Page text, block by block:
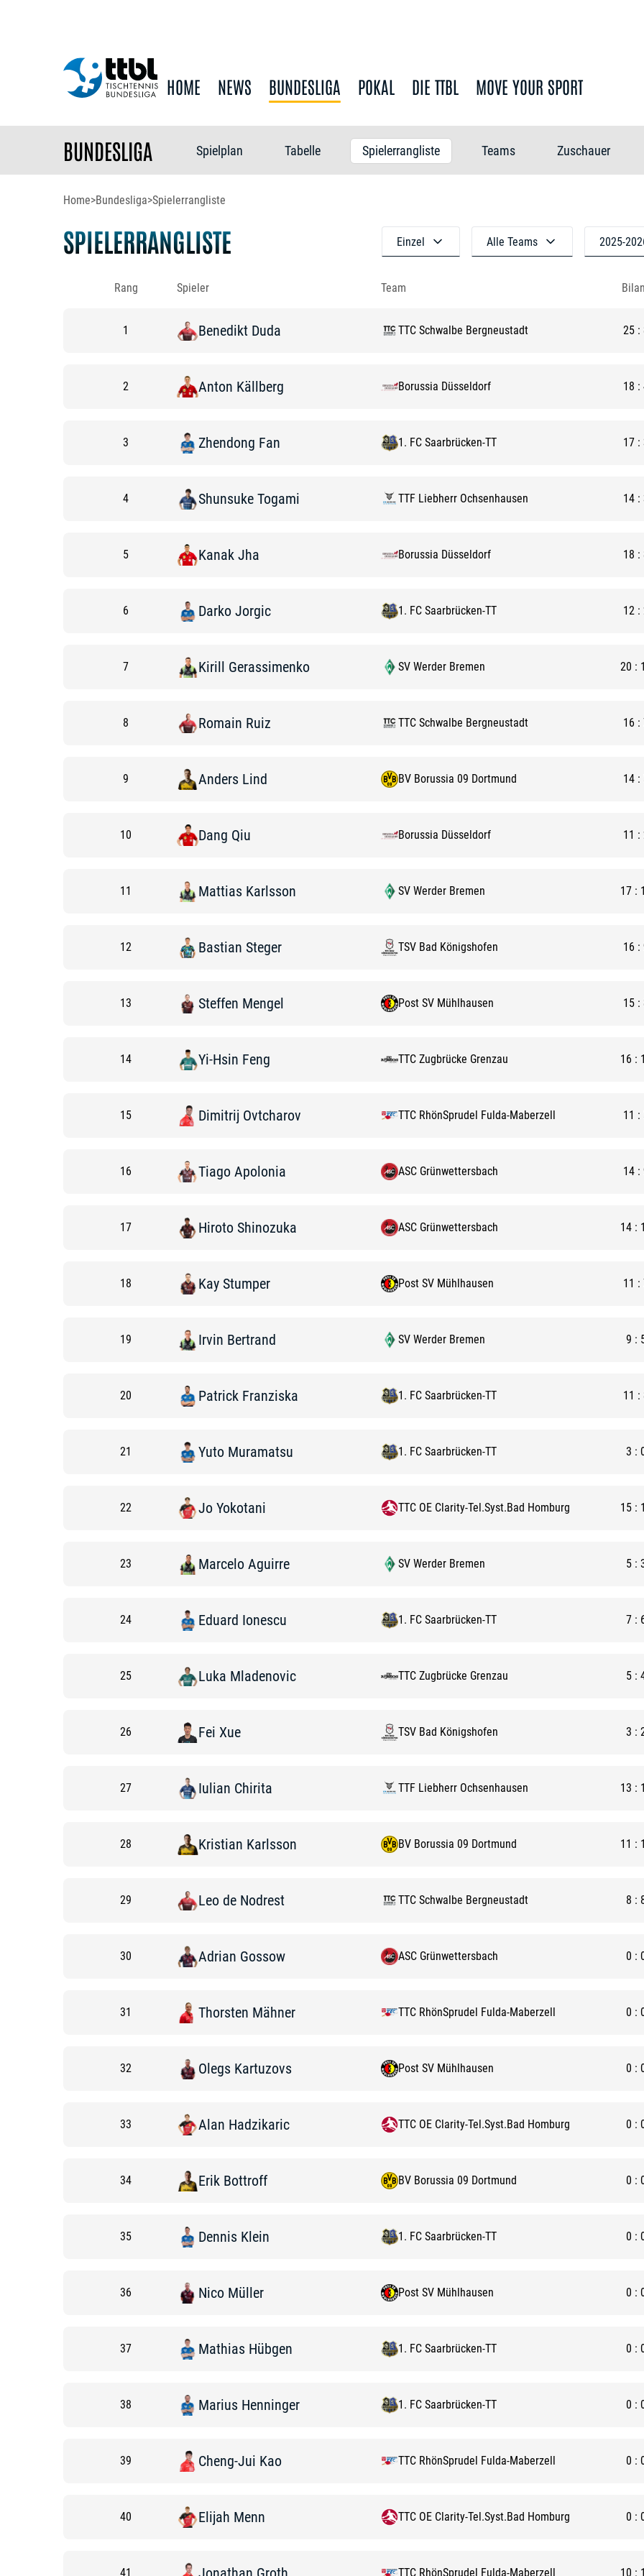
HOME NEWS BUNDESLIGA POKAL DIE TTBL MOVE YOUR SPORT
BUNDESLIGA Spielplan Tabelle Spielerrangliste Teams Zuschauer
Home>Bundesliga>Spielerrangliste
SPIELERRANGLISTE Einzel Alle Teams 2025-
Rang Spieler Team
1 Benedikt Duda TTC Schwalbe Bergneustadt 25 :
2 Anton Källberg Borussia Düsseldorf 18 :
3 Zhendong Fan 1. FC Saarbrücken-TT 17 :
4 Shunsuke Togami TTF Liebherr Ochsenhausen 14 :
5 Kanak Jha Borussia Düsseldorf 18 :
6 Darko Jorgic 1. FC Saarbrücken-TT 12 :
7 Kirill Gerassimenko SV Werder Bremen 20 :
8 Romain Ruiz TTC Schwalbe Bergneustadt 16 :
9 Anders Lind BV Borussia 09 Dortmund 14 :
10 Dang Qiu Borussia Düsseldorf 11 :
11 Mattias Karlsson SV Werder Bremen 17 :
12 Bastian Steger TSV Bad Königshofen 16 :
13 Steffen Mengel Post SV Mühlhausen 15 :
14 Yi-Hsin Feng TTC Zugbrücke Grenzau 16 :
15 Dimitrij Ovtcharov TTC RhönSprudel Fulda-Maberzell 11 :
16 Tiago Apolonia ASC Grünwettersbach 14 :
17 Hiroto Shinozuka ASC Grünwettersbach 14 :
18 Kay Stumper Post SV Mühlhausen 11 :
19 Irvin Bertrand SV Werder Bremen 9 :
20 Patrick Franziska 1. FC Saarbrücken-TT 11 :
21 Yuto Muramatsu 1. FC Saarbrücken-TT 3 :
22 Jo Yokotani TTC OE Clarity-Tel.Syst.Bad Homburg 15 :
23 Marcelo Aguirre SV Werder Bremen 5 :
24 Eduard Ionescu 1. FC Saarbrücken-TT 7 :
25 Luka Mladenovic TTC Zugbrücke Grenzau 5 :
26 Fei Xue TSV Bad Königshofen 3 :
27 Iulian Chirita TTF Liebherr Ochsenhausen 13 :
28 Kristian Karlsson BV Borussia 09 Dortmund 11 :
29 Leo de Nodrest TTC Schwalbe Bergneustadt 8 :
30 Adrian Gossow ASC Grünwettersbach 0 :
31 Thorsten Mähner TTC RhönSprudel Fulda-Maberzell 0 :
32 Olegs Kartuzovs Post SV Mühlhausen 0 :
33 Alan Hadzikaric TTC OE Clarity-Tel.Syst.Bad Homburg 0 :
34 Erik Bottroff BV Borussia 09 Dortmund 0 :
35 Dennis Klein 1. FC Saarbrücken-TT 0 :
36 Nico Müller Post SV Mühlhausen 0 :
37 Mathias Hübgen 1. FC Saarbrücken-TT 0 :
38 Marius Henninger 1. FC Saarbrücken-TT 0 :
39 Cheng-Jui Kao TTC RhönSprudel Fulda-Maberzell 0 :
40 Elijah Menn TTC OE Clarity-Tel.Syst.Bad Homburg 0 :
41 TTC RhönSprudel Fulda-Maberzell 10 :